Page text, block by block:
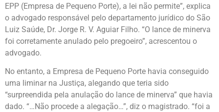
EPP (Empresa de Pequeno Porte), a lei não permite”, explica
o advogado responsável pelo departamento jurídico do São
Luiz Saúde, Dr. Jorge R. V. Aguiar Filho. “O lance de minerva
foi corretamente anulado pelo pregoeiro”, acrescentou o
advogado.
No entanto, a Empresa de Pequeno Porte havia conseguido
uma liminar na Justiça, alegando que teria sido
“surpreendida pela anulação do lance de minerva” que havia
dado. “…Não procede a alegação…”, diz o magistrado. “foi a